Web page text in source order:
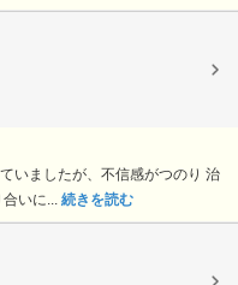
いましたが、不信感がつのり 治
いに... 続きを読む